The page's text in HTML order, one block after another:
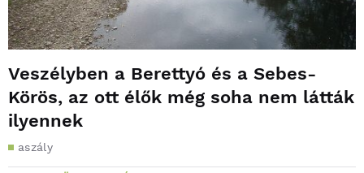
Veszélyben a Berettyó és a Sebes-
Körös, az ott élők még soha nem látták
ilyennek
aszály